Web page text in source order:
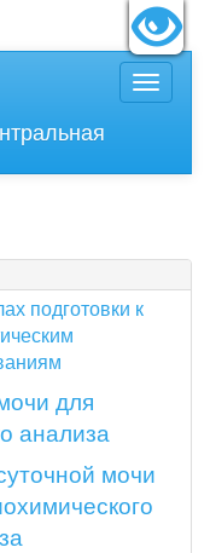
подготовки к
для
анализа
мочи